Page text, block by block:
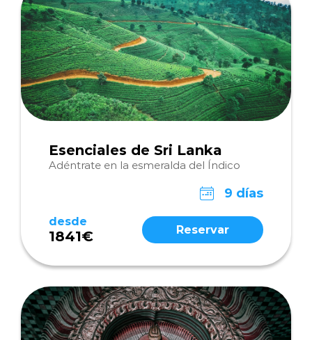
Esenciales de Sri Lanka
Adéntrate en la esmeralda del Índico
9 días
desde
1841€ Reservar